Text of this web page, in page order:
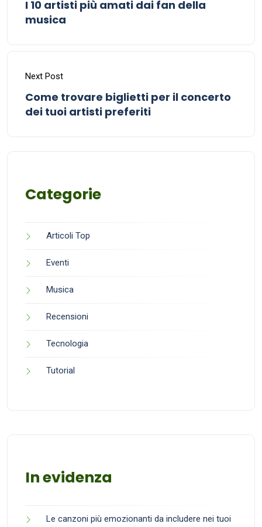
I 10 artisti più amati dai fan della
musica
Next Post
Come trovare biglietti per il concerto
dei tuoi artisti preferiti
Categorie
Articoli Top
Eventi
Musica
Recensioni
Tecnologia
Tutorial
In evidenza
Le canzoni più emozionanti da includere nei tuoi